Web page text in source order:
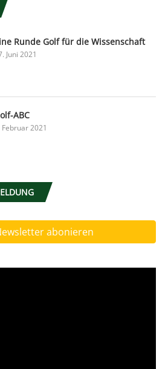
Runde Golf für die Wissenschaft
Juni 2021
ABC
Februar 2021
abonieren